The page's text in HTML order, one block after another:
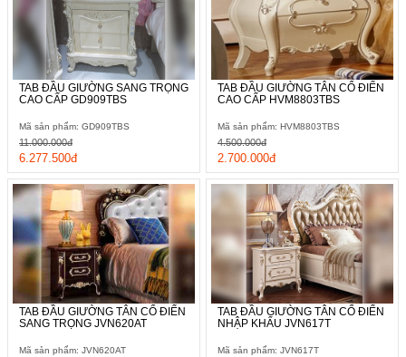
TAB ĐẦU GIƯỜNG SANG TRỌNG
CAO CẤP GD909TBS
Mã sản phẩm: GD909TBS
6.277.500đ
11.000.000đ
TAB ĐẦU GIƯỜNG TÂN CỔ ĐIỂN
CAO CẤP HVM8803TBS
Mã sản phẩm: HVM8803TBS
2.700.000đ
4.500.000đ
TAB ĐẦU GIƯỜNG TÂN CỔ ĐIỂN
SANG TRỌNG JVN620AT
Mã sản phẩm: JVN620AT
TAB ĐẦU GIƯỜNG TÂN CỔ ĐIỂN
NHẬP KHẨU JVN617T
Mã sản phẩm: JVN617T